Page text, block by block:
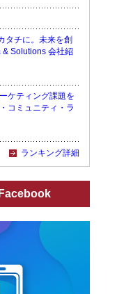
タチに。未来を創
& Solutions 会社紹
ケティング課題を
コミュニティ・ラ
ランキング詳細